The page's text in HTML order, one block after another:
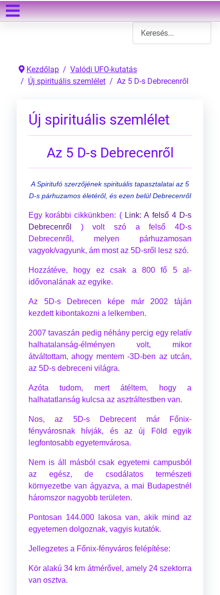
Kezdőlap
Valódi UFO-kutatás
Új spirituális szemlélet
Az 5 D-s Debrecenről
Új spirituális szemlélet
Az 5 D-s Debrecenről
A Spiritufó szerzőjének spirituális tapasztalatai az 5
D-s párhuzamos életéről, és ezen belül Debrecenről
Egy korábbi cikkünkben: ( Link: A felső 4 D-s
Debrecenről
) volt szó a felső 4D-s
Debrecenről, melyen párhuzamosan
vagyok/vagyunk, ám most az 5D-sről lesz szó.
Hozzátéve, hogy ez csak a 800 fő 5 al-
idővonalának az egyike.
Az 5D-s Debrecen képe már 2002 táján
kezdett kibontakozni a lelkemben.
2007 tavaszán pedig néhány percig egy relatív
halhatalanság-élményen volt, mikor
átváltottam, ahogy mentem -3D-ben az utcán,
az 5D-s debreceni világra.
Azóta tudom, mert átéltem, hogy a
halhatatlanság kulcsa az asztráltestben van.
Nos, az 5D-s Debrecent már Főnix-
fényvárosnak hívják, és az új Föld egyik
legfontosabb egyetemvárosa.
Nem is áll másból csak egyetemi campusból
az egész, de csodálatos természeti
környezetbe van ágyazva, a mai Budapestnél
háromszor nagyobb területen.
Pontosan 144.000 lakosa van, akik mind az
egyetemen dolgoznak, vagyis kutatók.
Jellegzetes a Főnix-fényváros felépítése:
Kör alakú 34 km átmérővel, amely 24 szektorra
van osztva.